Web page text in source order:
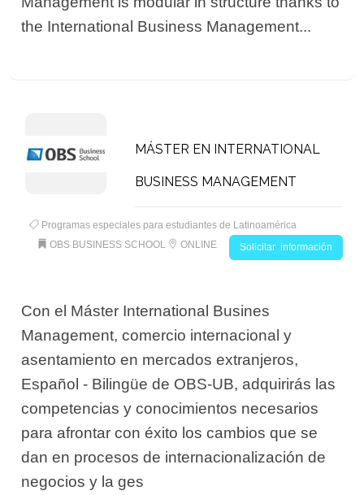
the International Business Management...
MÁSTER EN INTERNATIONAL
BUSINESS MANAGEMENT
Programas especiales para estudiantes de Latinoamérica
OBS BUSINESS SCHOOL
ONLINE Solicitar información
Con el Máster International Busines
Management, comercio internacional y
asentamiento en mercados extranjeros,
Español - Bilingüe de OBS-UB, adquirirás las
competencias y conocimientos necesarios
para afrontar con éxito los cambios que se
dan en procesos de internacionalización de
negocios y la ges